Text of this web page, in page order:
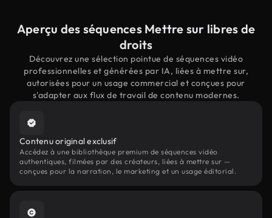
Aperçu des séquences Mettre sur libres de
droits
Découvrez une sélection pointue de séquences vidéo
professionnelles et générées par IA, liées à mettre sur,
autorisées pour un usage commercial et conçues pour
s'adapter aux flux de travail de contenu modernes.
Contenu original exclusif
Accédez à une bibliothèque premium de séquences vidéo
authentiques, filmées par des créateurs, liées à mettre sur —
conçues pour la narration, le marketing et un usage éditorial.